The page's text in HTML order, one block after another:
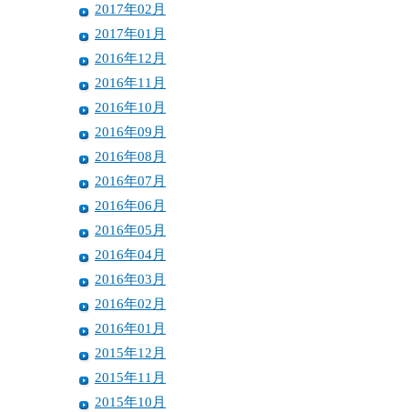
2017年02月
2017年01月
2016年12月
2016年11月
2016年10月
2016年09月
2016年08月
2016年07月
2016年06月
2016年05月
2016年04月
2016年03月
2016年02月
2016年01月
2015年12月
2015年11月
2015年10月